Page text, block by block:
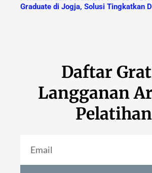
Graduate di Jogja, Solusi Tingkatkan
Daftar
Langganan
Pelatihan